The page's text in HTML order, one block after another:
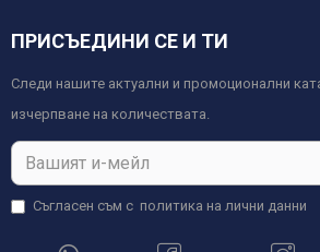
ПРИСЪЕДИНИ СЕ И ТИ
Следи нашите актуални и промоционални
изчерпване на количествата.
Съгласен съм с политика на лични данни